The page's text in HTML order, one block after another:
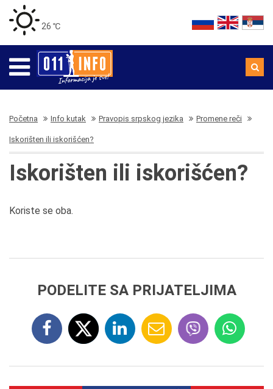
26 ℃
Početna Info kutak Pravopis srpskog jezika Promene reči
Iskorišten ili iskorišćen?
Iskorišten ili iskorišćen?
Koriste se oba.
PODELITE SA PRIJATELJIMA